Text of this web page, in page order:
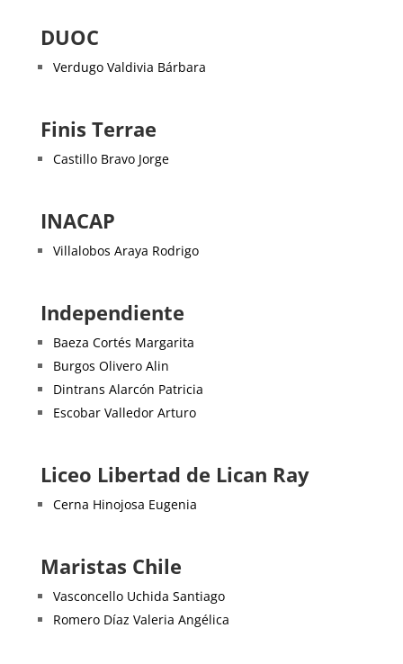
DUOC
Verdugo Valdivia Bárbara
Finis Terrae
Castillo Bravo Jorge
INACAP
Villalobos Araya Rodrigo
Independiente
Baeza Cortés Margarita
Burgos Olivero Alin
Dintrans Alarcón Patricia
Escobar Valledor Arturo
Liceo Libertad de Lican Ray
Cerna Hinojosa Eugenia
Maristas Chile
Vasconcello Uchida Santiago
Romero Díaz Valeria Angélica